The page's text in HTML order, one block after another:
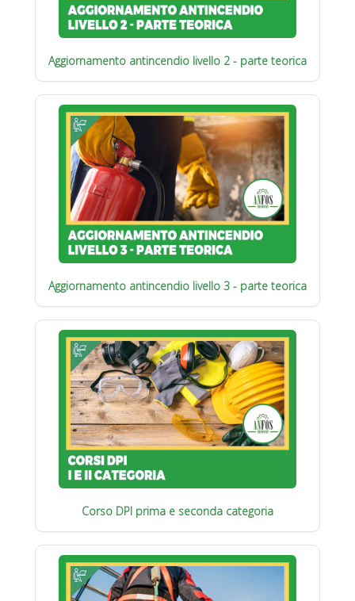
Aggiornamento antincendio livello 2 - parte teorica
Aggiornamento antincendio livello 3 - parte teorica
Corso DPI prima e seconda categoria